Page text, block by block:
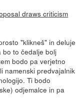
draws criticism
"klikneš" in deluje
bo to čedalje bolj
bodo pa verjetno
namenski predvajalnik
Ti bodo
odjemalce in pa